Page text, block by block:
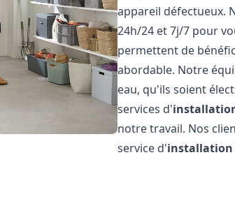
appareil défectueux.
24h/24 et 7j/7 pour
permettent de
abordable. Notre
eau, qu'ils soient
services d'
notre travail. Nos
service d'installation